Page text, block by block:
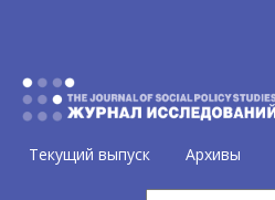
Текущий выпуск Архивы